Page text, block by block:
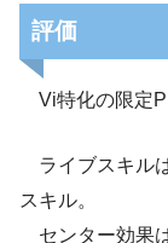
評価
Vi特化の限定P
ライブスキル
スキル。
センター効果